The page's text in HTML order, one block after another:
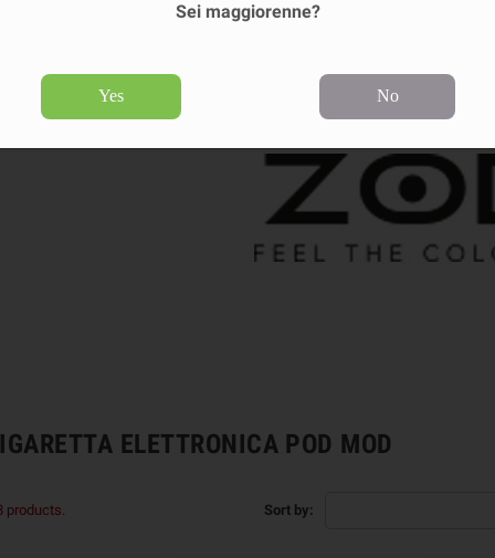
ELETTRONICA POD MOD
Sort by:
products.
Sei maggiorenne?
Yes No